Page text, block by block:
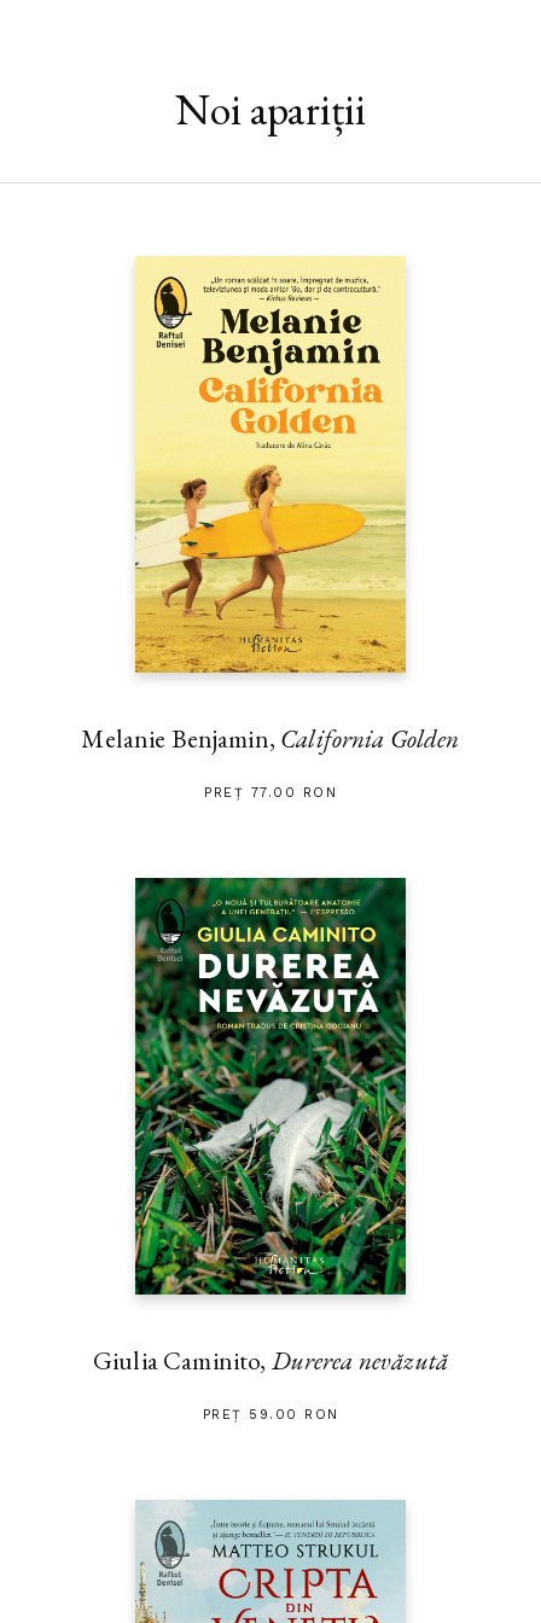
Cum să scape de senzația că viața i-a fost furată? Cum să trăiască
după ce a fost atât de aproape de succes? O fantezie
ușurință dezorientarea unui tânăr care se confruntă în mod
Noi apariții
Melanie Benjamin, California Golden
PREȚ 77.00 RON
Giulia Caminito, Durerea nevăzută
PREȚ 59.00 RON